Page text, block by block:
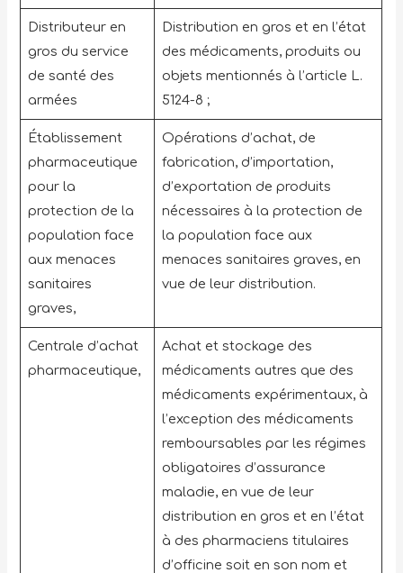
Distributeur en
gros du service
de santé des
armées
Distribution en gros et en l’état
des médicaments, produits ou
objets mentionnés à l’article L.
5124-8 ;
Établissement
pharmaceutique
pour la
protection de la
population face
aux menaces
sanitaires
graves,
Opérations d’achat, de
fabrication, d’importation,
d’exportation de produits
nécessaires à la protection de
la population face aux
menaces sanitaires graves, en
vue de leur distribution.
Centrale d’achat
pharmaceutique,
Achat et stockage des
médicaments autres que des
médicaments expérimentaux, à
l’exception des médicaments
remboursables par les régimes
obligatoires d’assurance
maladie, en vue de leur
distribution en gros et en l’état
à des pharmaciens titulaires
d’officine soit en son nom et